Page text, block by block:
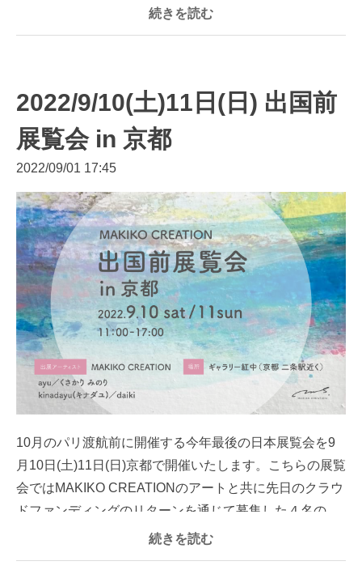
続きを読む
2022/9/10(土)11日(日) 出国前
展覧会 in 京都
2022/09/01 17:45
10月のパリ渡航前に開催する今年最後の日本展覧会を9
月10日(土)11日(日)京都で開催いたします。こちらの展覧
会ではMAKIKO CREATIONのアートと共に先日のクラウ
ドファンディングのリターンを通じて募集した４名の...
続きを読む